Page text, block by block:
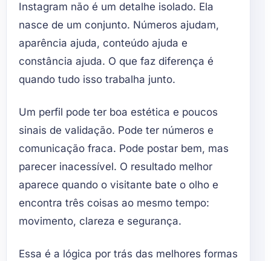
Instagram não é um detalhe isolado. Ela
nasce de um conjunto. Números ajudam,
aparência ajuda, conteúdo ajuda e
constância ajuda. O que faz diferença é
quando tudo isso trabalha junto.
Um perfil pode ter boa estética e poucos
sinais de validação. Pode ter números e
comunicação fraca. Pode postar bem, mas
parecer inacessível. O resultado melhor
aparece quando o visitante bate o olho e
encontra três coisas ao mesmo tempo:
movimento, clareza e segurança.
Essa é a lógica por trás das melhores formas